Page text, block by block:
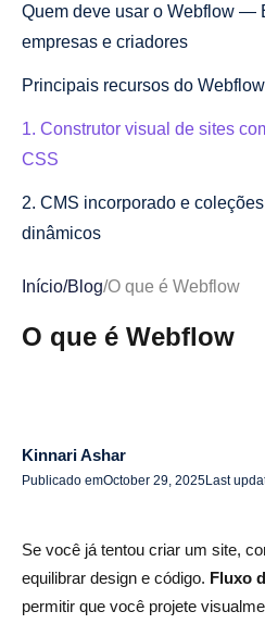
Quem deve usar o Webflow —
empresas e criadores
Principais recursos do
1. Construtor visual de sites
CSS
2. CMS incorporado e
dinâmicos
3. Recursos de SEO e
4. Hospedagem, segurança e
Webflow lida com lojas on-line
Plano gratuito e o que está
Planos do site versus planos
Início/Blog/O que é Webflow
O que é Webflow
Kinnari Ashar
Publicado emOctober 29, 2025Last
Se você já tentou criar um site,
equilibrar design e código. Fluxo
permitir que você projete